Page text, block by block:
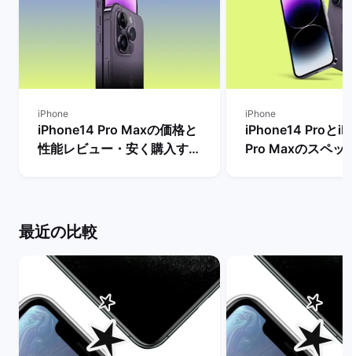
iPhone
iPhone14 Pro Maxの価格と
性能レビュー・安く購入する
iPhone
iPhone14 Proと
Pro Maxのスペッ
最近の比較